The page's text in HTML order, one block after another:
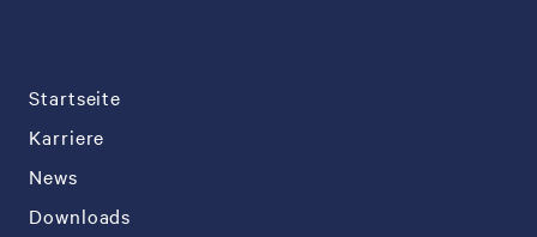
Startseite
Karriere
News
Downloads